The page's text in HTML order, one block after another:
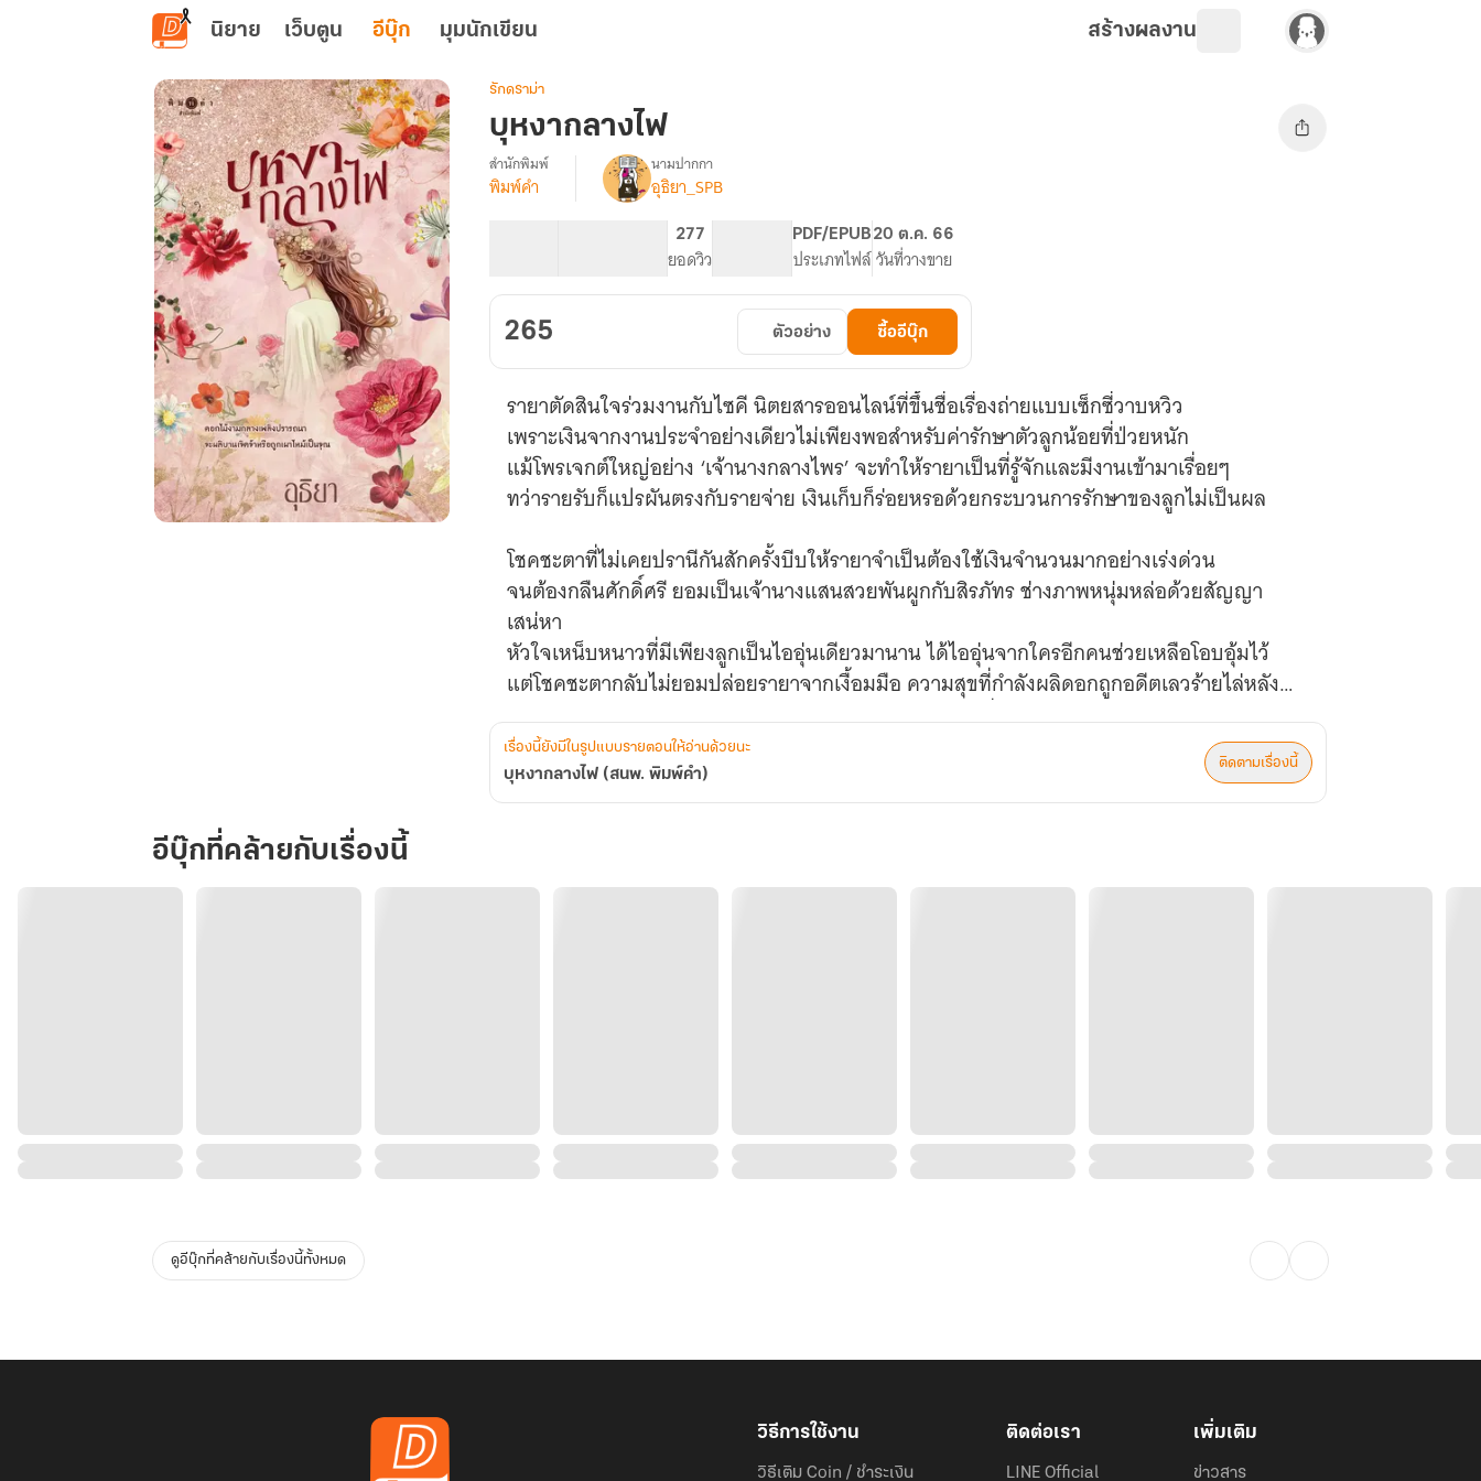
ข้ามไปยังเนื้อหาหลัก
นิยาย เว็บตูน อีบุ๊ก มุมนักเขียน สร้างผลงาน
รักดราม่า
บุหงากลางไฟ
เรื่อง
พิมพ์
คำ)
สำนักพิมพ์
พิมพ์คำ
นามปากกา
อุธิยา_SPB
277
ยอดวิว
PDF/EPUB
ประเภทไฟล์
20 ต.ค. 66
วันที่วางขาย
265 ตัวอย่าง ซื้ออีบุ๊ก
รายาตัดสินใจร่วมงานกับไซคี นิตยสารออนไลน์ที่ขึ้นชื่อเรื่องถ่ายแบบเซ็กซี่วาบหวิว
เพราะเงินจากงานประจำอย่างเดียวไม่เพียงพอสำหรับค่ารักษาตัวลูกน้อยที่ป่วยหนัก
แม้โพรเจกต์ใหญ่อย่าง ‘เจ้านางกลางไพร’ จะทำให้รายาเป็นที่รู้จักและมีงานเข้ามาเรื่อยๆ
ทว่ารายรับก็แปรผันตรงกับรายจ่าย เงินเก็บก็ร่อยหรอด้วยกระบวนการรักษาของลูกไม่เป็นผล
โชคชะตาที่ไม่เคยปรานีกันสักครั้งบีบให้รายาจำเป็นต้องใช้เงินจำนวนมากอย่างเร่งด่วน
จนต้องกลืนศักดิ์ศรี ยอมเป็นเจ้านางแสนสวยพันผูกกับสิรภัทร ช่างภาพหนุ่มหล่อด้วยสัญญา
เสน่หา
หัวใจเหน็บหนาวที่มีเพียงลูกเป็นไออุ่นเดียวมานาน ได้ไออุ่นจากใครอีกคนช่วยเหลือโอบอุ้มไว้
แต่โชคชะตากลับไม่ยอมปล่อยรายาจากเงื้อมมือ ความสุขที่กำลังผลิดอกถูกอดีตเลวร้ายไล่หลัง
เธอควรเลือกอย่างไร ทำตามเสียงหัวใจหรือหันหลังให้เขาเมื่อหมดสัญญา
เรื่องนี้ยังมีในรูปแบบรายตอนให้อ่านด้วยนะ
บุหงากลางไฟ (สนพ. พิมพ์คำ)
ติดตามเรื่องนี้
อีบุ๊กที่คล้ายกับเรื่องนี้
ดูอีบุ๊กที่คล้ายกับเรื่องนี้ทั้งหมด
วิธีการใช้งาน
วิธีเติม Coin / ชำระเงิน
ติดต่อเรา
LINE Official
เพิ่มเติม
ข่าวสาร